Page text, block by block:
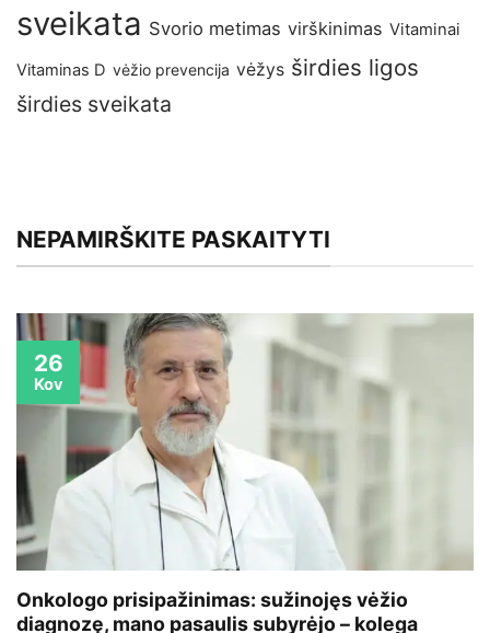
sveikata Svorio metimas virškinimas Vitaminai
Vitaminas D vėžio prevencija vėžys širdies ligos
širdies sveikata
NEPAMIRŠKITE PASKAITYTI
Onkologo prisipažinimas: sužinojęs vėžio
diagnozę, mano pasaulis subyrėjo – kolega
26
Kov